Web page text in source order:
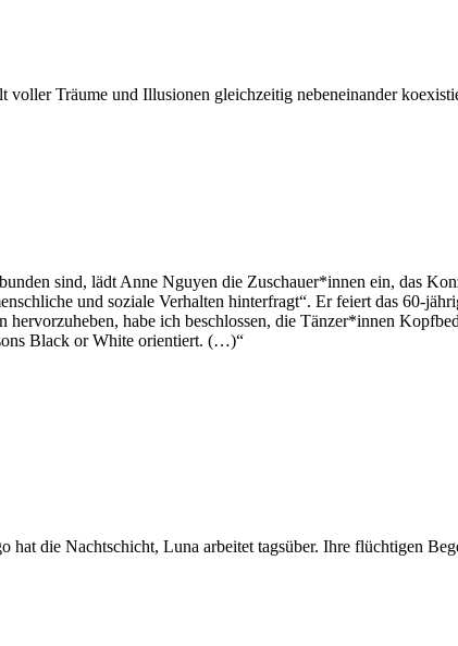
Träume und Illusionen gleichzeitig nebeneinander
sind, lädt Anne Nguyen die Zuschauer*innen ein, das
und soziale Verhalten hinterfragt“. Er feiert das 60-
habe ich beschlossen, die Tänzer*innen
Black or White orientiert. (…)“
die Nachtschicht, Luna arbeitet tagsüber. Ihre flüchtigen